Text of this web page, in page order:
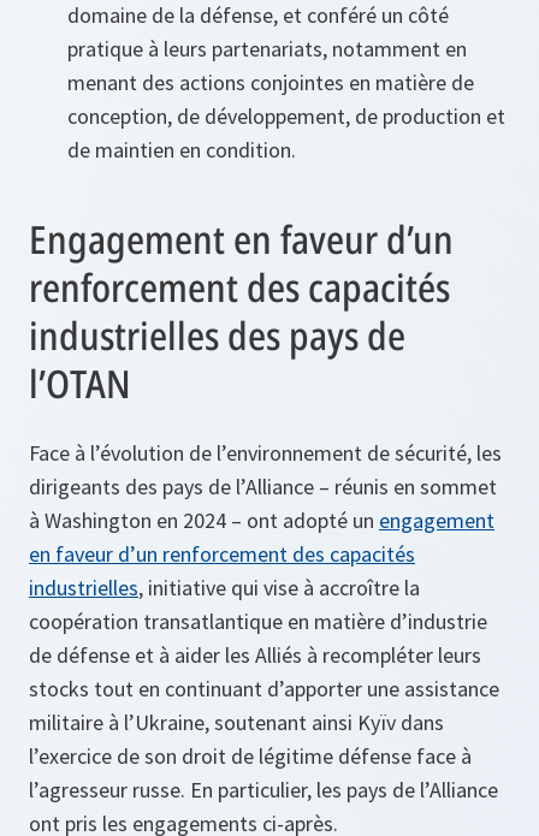
domaine de la défense, et conféré un côté
pratique à leurs partenariats, notamment en
menant des actions conjointes en matière de
conception, de développement, de production et
de maintien en condition.
Engagement en faveur d’un
renforcement des capacités
industrielles des pays de
l’OTAN
Face à l’évolution de l’environnement de sécurité, les
dirigeants des pays de l’Alliance – réunis en sommet
à Washington en 2024 – ont adopté un engagement
en faveur d’un renforcement des capacités
industrielles, initiative qui vise à accroître la
coopération transatlantique en matière d’industrie
de défense et à aider les Alliés à recompléter leurs
stocks tout en continuant d’apporter une assistance
militaire à l’Ukraine, soutenant ainsi Kyïv dans
l’exercice de son droit de légitime défense face à
l’agresseur russe. En particulier, les pays de l’Alliance
ont pris les engagements ci-après.